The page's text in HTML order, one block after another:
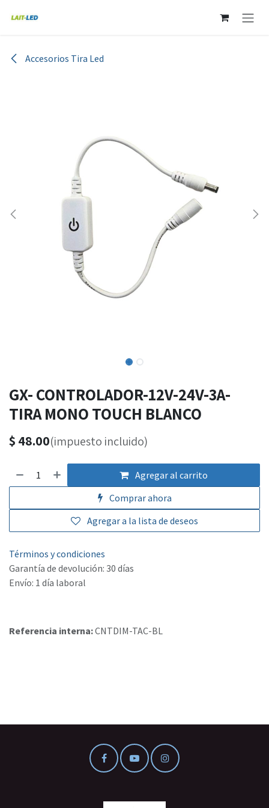
Accesorios Tira Led
GX- CONTROLADOR-12V-24V-3A-
TIRA MONO TOUCH BLANCO
$ 48.00(impuesto incluido)
Agregar al carrito
Comprar ahora
Agregar a la lista de deseos
Términos y condiciones
Garantía de devolución: 30 días
Envío: 1 día laboral
Referencia interna:CNTDIM-TAC-BL